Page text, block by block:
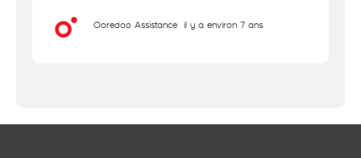
Ooredoo Assistance il y a environ 7 ans